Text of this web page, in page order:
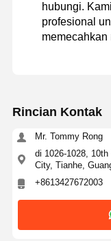
hubungi.
profesional
memecahkan
Rincian Kontak
Mr. Tommy Rong
di 1026-1028,
City, Tianhe,
+8613427672003